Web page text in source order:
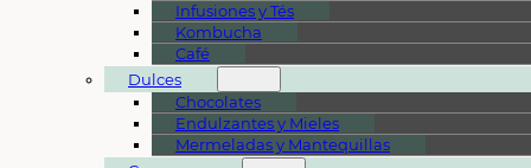
Infusiones y Tés
Kombucha
Café
Dulces
Chocolates
Endulzantes y Mieles
Mermeladas y Mantequillas